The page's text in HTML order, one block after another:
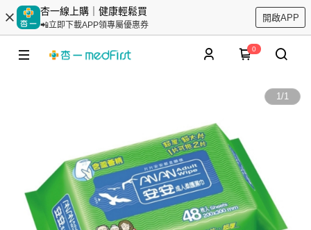
杏一線上購｜健康輕鬆買
📲立即下載APP領專屬優惠券
開啟APP
0
1/1